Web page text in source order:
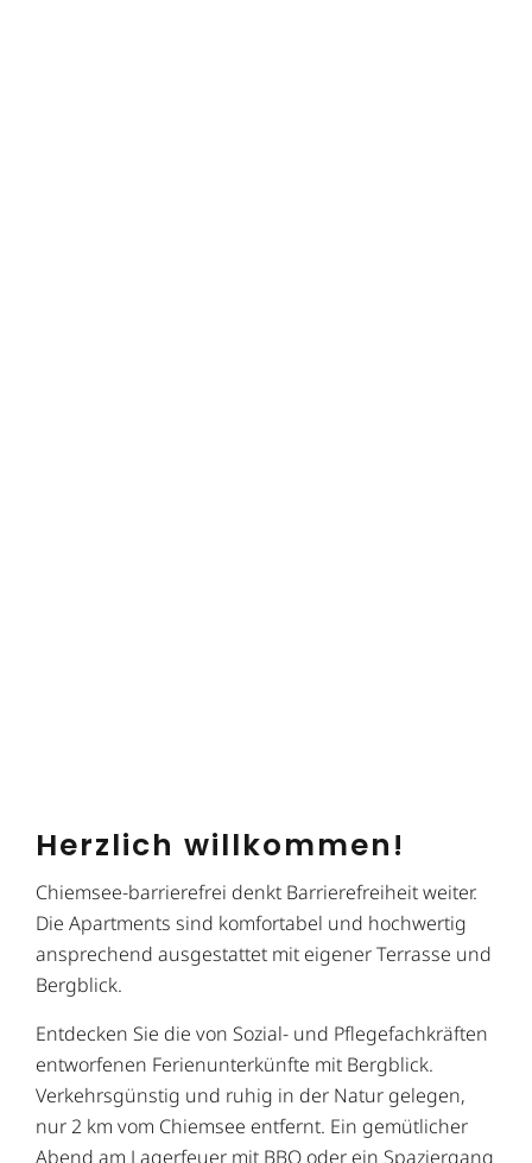
Herzlich willkommen!
Chiemsee-barrierefrei denkt Barrierefreiheit weiter.
Die Apartments sind komfortabel und hochwertig
ansprechend ausgestattet mit eigener Terrasse und
Bergblick.
Entdecken Sie die von Sozial- und Pflegefachkräften
entworfenen Ferienunterkünfte mit Bergblick.
Verkehrsgünstig und ruhig in der Natur gelegen,
nur 2 km vom Chiemsee entfernt. Ein gemütlicher
Abend am Lagerfeuer mit BBQ oder ein Spaziergang